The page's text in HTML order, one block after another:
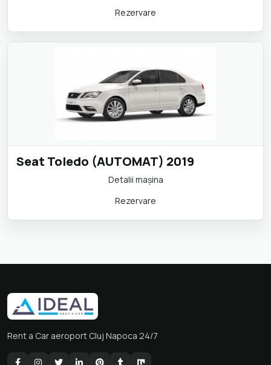
Rezervare
Seat Toledo (AUTOMAT) 2019
Detalii maşina
Rezervare
Rent a Car aeroport Cluj Napoca 24/7